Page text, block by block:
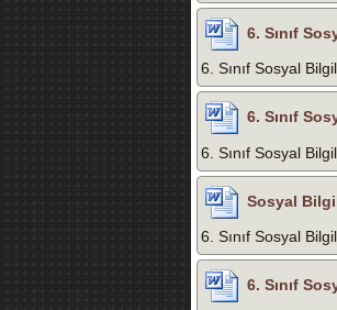
6. Sınıf
6. Sınıf Sosyal
6. Sınıf
6. Sınıf Sosyal
Sosyal
6. Sınıf Sosyal
6. Sınıf